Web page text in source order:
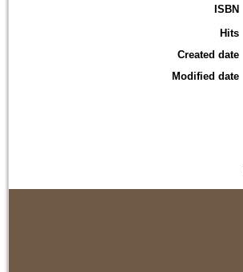
ISBN
Hits
Created date
Modified date